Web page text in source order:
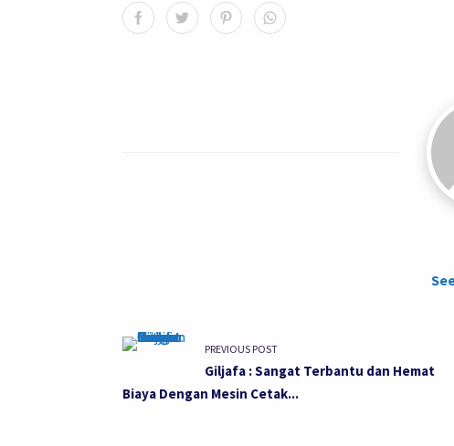
PREVIOUS POST
Giljafa : Sangat Terbantu dan Hemat
Biaya Dengan Mesin Cetak...